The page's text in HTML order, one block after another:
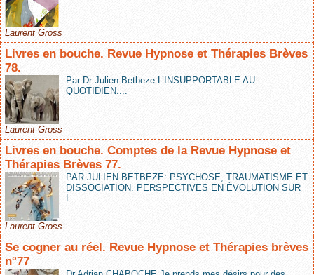
Laurent Gross
Livres en bouche. Revue Hypnose et Thérapies Brèves
78.
Par Dr Julien Betbeze L’INSUPPORTABLE AU
QUOTIDIEN....
Laurent Gross
Livres en bouche. Comptes de la Revue Hypnose et
Thérapies Brèves 77.
PAR JULIEN BETBEZE: PSYCHOSE, TRAUMATISME ET
DISSOCIATION. PERSPECTIVES EN ÉVOLUTION SUR
L...
Laurent Gross
Se cogner au réel. Revue Hypnose et Thérapies brèves
n°77